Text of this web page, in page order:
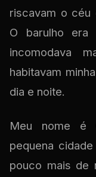
riscavam o céu
O barulho era
incomodava
habitavam
dia e noite.
Meu nome é
pequena
pouco mais de